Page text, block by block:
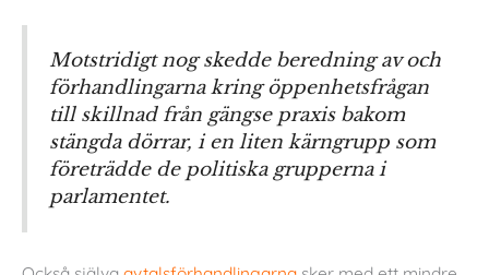
Motstridigt nog skedde beredning av och
förhandlingarna kring öppenhetsfrågan
till skillnad från gängse praxis bakom
stängda dörrar, i en liten kärngrupp som
företrädde de politiska grupperna i
parlamentet.